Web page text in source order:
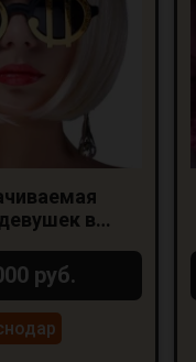
в
руб.